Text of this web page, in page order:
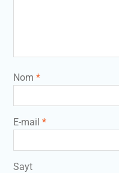
Nom *
E-mail *
Sayt